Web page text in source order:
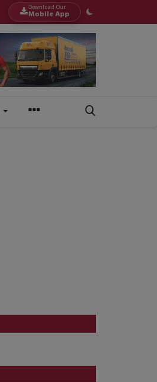
Download Our
Mobile App